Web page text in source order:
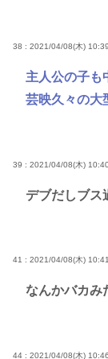
38 : 2021/04/08(木)
主人公の子も
芸映久々の大
39 : 2021/04/08(木)
デブだしブス
41 : 2021/04/08(木)
なんかバカみ
44 : 2021/04/08(木)